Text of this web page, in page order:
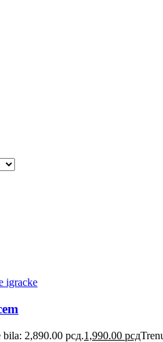
2,890.00 рсд.1,990.00 рсд